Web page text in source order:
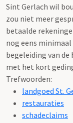
Sint Gerlach wil
zou niet meer
betaalde
nog eens minimaal
begeleiding van de
met het kort
Trefwoorden:
landgoed St.
restauraties
schadeclaims